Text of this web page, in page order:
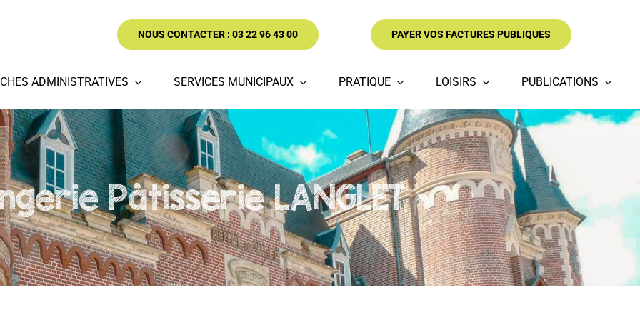
NOUS CONTACTER : 03 22 96 43 00 PAYER VOS FACTURES PUBLIQUES
ADMINISTRATIVES SERVICES MUNICIPAUX PRATIQUE LOISIRS PUBLICATIONS
Pâtisserie LANGLET